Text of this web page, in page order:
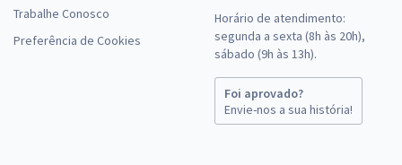
Trabalhe Conosco
Preferência de Cookies
Horário de atendimento:
segunda a sexta (8h às 20h),
sábado (9h às 13h).
Foi aprovado?
Envie-nos a sua história!